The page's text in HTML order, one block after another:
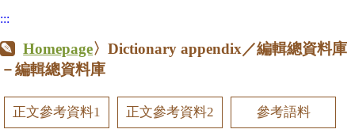
:::
Homepage〉Dictionary appendix／編輯總資料庫
－編輯總資料庫
正文參考資料1 正文參考資料2 參考語料